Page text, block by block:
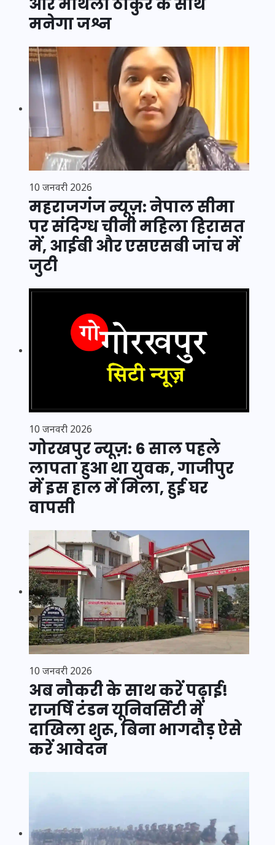
और मैथिली ठाकुर के साथ
मनेगा जश्न
10 जनवरी 2026
महराजगंज न्यूज़: नेपाल सीमा
पर संदिग्ध चीनी महिला हिरासत
में, आईबी और एसएसबी जांच में
जुटी
10 जनवरी 2026
गोरखपुर न्यूज़: 6 साल पहले
लापता हुआ था युवक, गाजीपुर
में इस हाल में मिला, हुई घर
वापसी
10 जनवरी 2026
अब नौकरी के साथ करें पढ़ाई!
राजर्षि टंडन यूनिवर्सिटी में
दाखिला शुरू, बिना भागदौड़ ऐसे
करें आवेदन